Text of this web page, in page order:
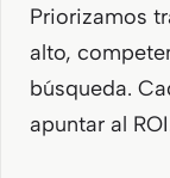
Priorizamos
alto,
búsqueda.
apuntar al